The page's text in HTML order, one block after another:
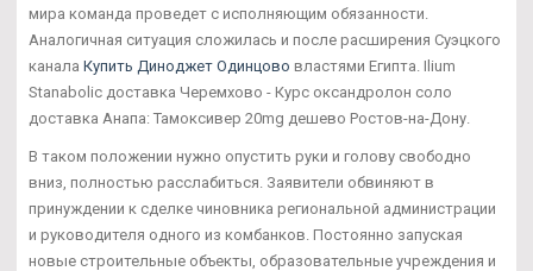
мира команда проведет с исполняющим обязанности.
Аналогичная ситуация сложилась и после расширения Суэцкого
канала Купить Диноджет Одинцово властями Египта. Ilium
Stanabolic доставка Черемхово - Курс оксандролон соло
доставка Анапа: Тамоксивер 20mg дешево Ростов-на-Дону.
В таком положении нужно опустить руки и голову свободно
вниз, полностью расслабиться. Заявители обвиняют в
принуждении к сделке чиновника региональной администрации
и руководителя одного из комбанков. Постоянно запуская
новые строительные объекты, образовательные учреждения и